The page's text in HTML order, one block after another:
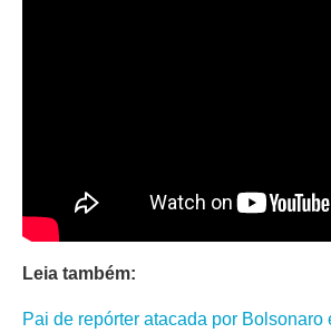
Leia também:
Pai de repórter atacada por Bolsonaro